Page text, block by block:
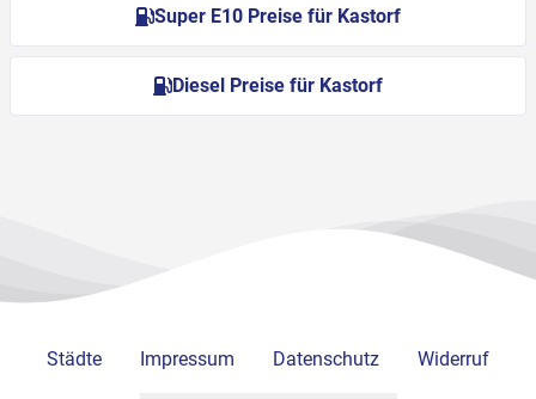
Super E10 Preise für Kastorf
Diesel Preise für Kastorf
Städte Impressum Datenschutz Widerruf